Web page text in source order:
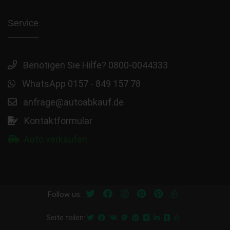
Service
Benötigen Sie Hilfe? 0800-0044333
WhatsApp 0157 - 849 157 78
anfrage@autoabkauf.de
Kontaktformular
Follow us:
Seite teilen: